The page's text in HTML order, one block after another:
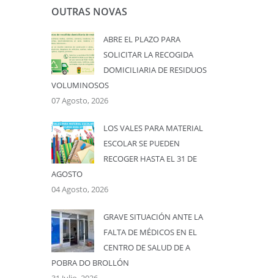
OUTRAS NOVAS
ABRE EL PLAZO PARA
SOLICITAR LA RECOGIDA
DOMICILIARIA DE RESIDUOS
VOLUMINOSOS
07 Agosto, 2026
LOS VALES PARA MATERIAL
ESCOLAR SE PUEDEN
RECOGER HASTA EL 31 DE
AGOSTO
04 Agosto, 2026
GRAVE SITUACIÓN ANTE LA
FALTA DE MÉDICOS EN EL
CENTRO DE SALUD DE A
POBRA DO BROLLÓN